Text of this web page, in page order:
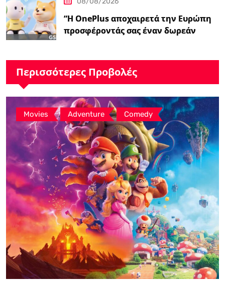
“Η OnePlus αποχαιρετά την Ευρώπη
προσφέροντάς σας έναν δωρεάν
Περισσότερες Προβολές
Movies , Adventure , Comedy